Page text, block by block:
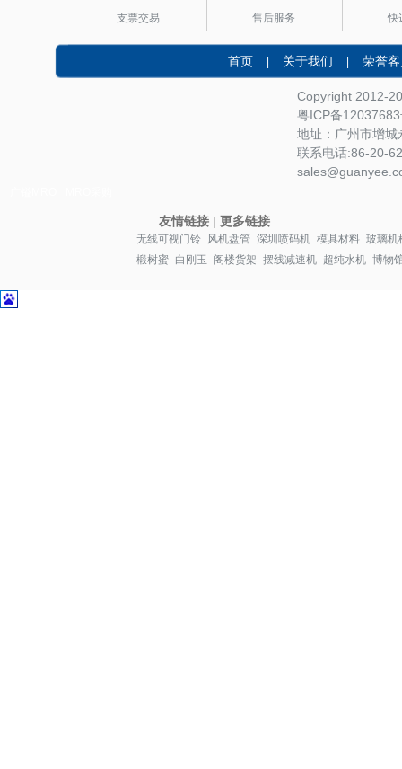
支票交易
售后服务
快
首页 | 关于我们 | 荣誉
Copyright 2012-
粤ICP备12037683
地址：广州市增
联系电话:86-20-
友情链接| 更多链接
无线可视门铃 风机盘管 深圳喷码机 模具材料 玻璃机
椴树蜜 白刚玉 阁楼货架 摆线减速机 超纯水机 博物